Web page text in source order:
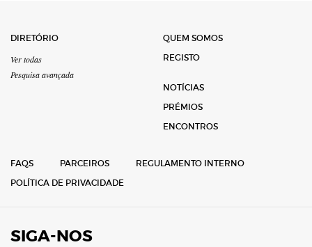
DIRETÓRIO
Ver todas
Pesquisa avançada
QUEM SOMOS
REGISTO
NOTÍCIAS
PRÉMIOS
ENCONTROS
FAQS PARCEIROS
REGULAMENTO INTERNO
POLÍTICA DE PRIVACIDADE
SIGA-NOS